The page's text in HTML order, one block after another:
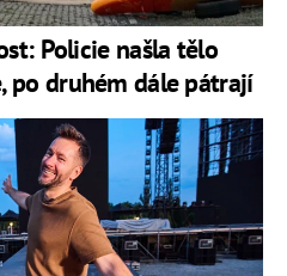
Policie našla tělo
po druhém dále pátrají